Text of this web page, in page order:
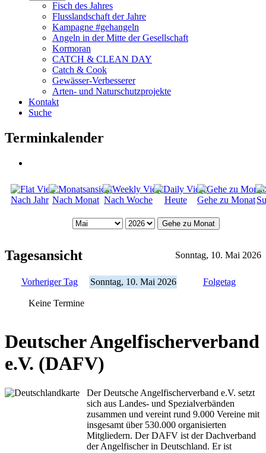
Fisch des Jahres
Flusslandschaft der Jahre
Kampagne #gehangeln
Angeln in der Mitte der Gesellschaft
Kormoran
CATCH & CLEAN DAY
Catch & Cook
Gewässer-Verbesserer
Arten- und Naturschutzprojekte
Kontakt
Suche
Terminkalender
Nach Jahr Nach Monat Nach Woche Heute Gehe zu Monat
Gehe zu Monat
Tagesansicht Sonntag, 10. Mai 2026
Vorheriger Tag Sonntag, 10. Mai 2026 Folgetag
Keine Termine
Deutscher Angelfischerverband
e.V. (DAFV)
Der Deutsche Angelfischerverband e.V. setzt
sich aus Landes- und Spezialverbänden
zusammen und vereint rund 9.000 Vereine mit
insgesamt über 530.000 organisierten
Mitgliedern. Der DAFV ist der Dachverband
der Angelfischer in Deutschland. Er ist